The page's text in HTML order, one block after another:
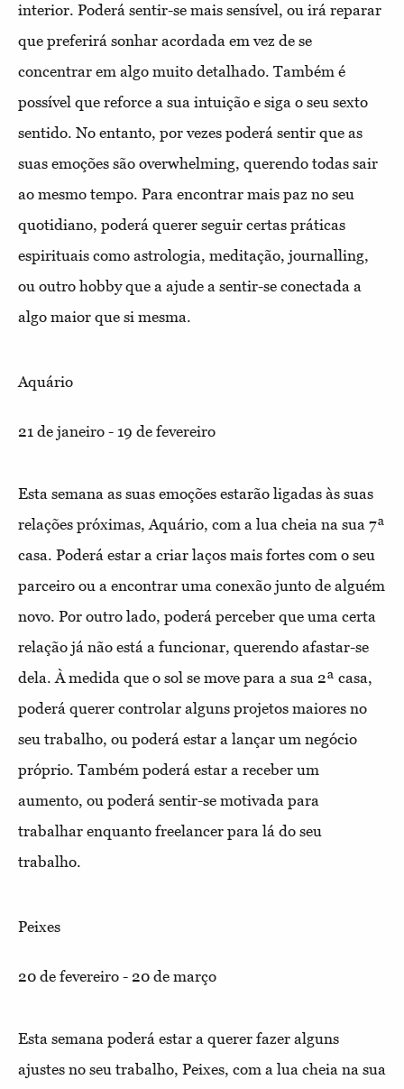
interior. Poderá sentir-se mais sensível, ou irá reparar
que preferirá sonhar acordada em vez de se
concentrar em algo muito detalhado. Também é
possível que reforce a sua intuição e siga o seu sexto
sentido. No entanto, por vezes poderá sentir que as
suas emoções são overwhelming, querendo todas sair
ao mesmo tempo. Para encontrar mais paz no seu
quotidiano, poderá querer seguir certas práticas
espirituais como astrologia, meditação, journalling,
ou outro hobby que a ajude a sentir-se conectada a
algo maior que si mesma.
Aquário
21 de janeiro - 19 de fevereiro
Esta semana as suas emoções estarão ligadas às suas
relações próximas, Aquário, com a lua cheia na sua 7ª
casa. Poderá estar a criar laços mais fortes com o seu
parceiro ou a encontrar uma conexão junto de alguém
novo. Por outro lado, poderá perceber que uma certa
relação já não está a funcionar, querendo afastar-se
dela. À medida que o sol se move para a sua 2ª casa,
poderá querer controlar alguns projetos maiores no
seu trabalho, ou poderá estar a lançar um negócio
próprio. Também poderá estar a receber um
aumento, ou poderá sentir-se motivada para
trabalhar enquanto freelancer para lá do seu
trabalho.
Peixes
20 de fevereiro - 20 de março
Esta semana poderá estar a querer fazer alguns
ajustes no seu trabalho, Peixes, com a lua cheia na sua